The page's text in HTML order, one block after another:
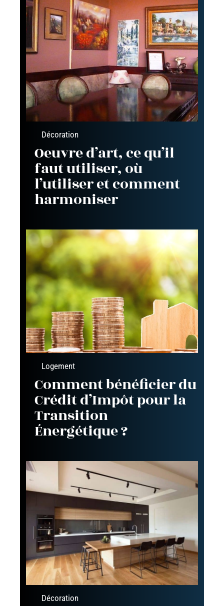
Décoration
Oeuvre d’art, ce qu’il
faut utiliser, où
l’utiliser et comment
harmoniser
Logement
Comment bénéficier du
Crédit d’Impôt pour la
Transition
Énergétique ?
Décoration